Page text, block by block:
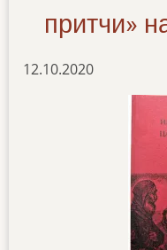
притчи»
12.10.2020